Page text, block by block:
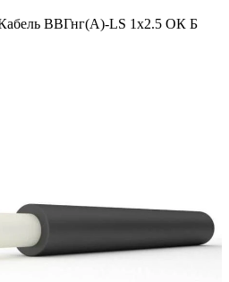
ВВГнг(А)-LS 1х2.5 ОК Б